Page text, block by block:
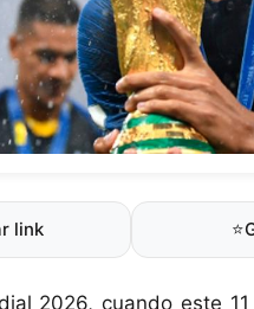
link ⭐
2026, cuando este